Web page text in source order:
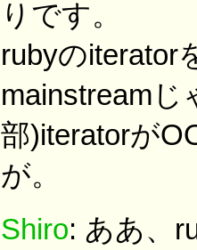
りです。
rubyのiterator
mainstream
部)iteratorが
が。
Shiro: ああ、